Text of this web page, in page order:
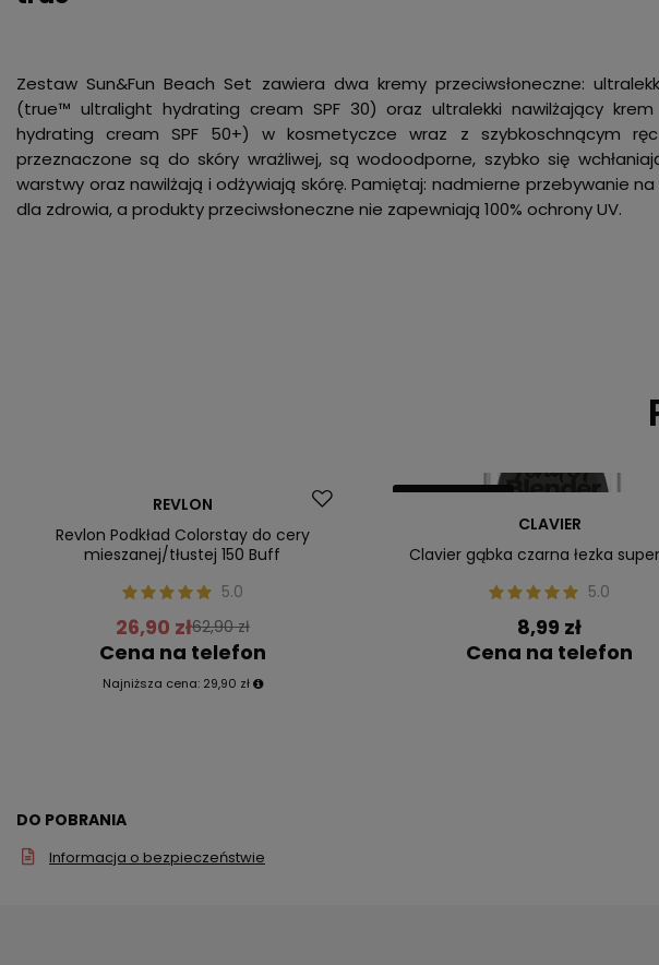
Zestaw Sun&Fun Beach Set zawiera dwa kremy przeciwsłoneczne:
(true™ ultralight hydrating cream SPF 30) oraz ultralekki nawilżający
hydrating cream SPF 50+) w kosmetyczce wraz z szybkoschnącym
przeznaczone są do skóry wrażliwej, są wodoodporne, szybko się
warstwy oraz nawilżają i odżywiają skórę. Pamiętaj: nadmierne przebywanie
dla zdrowia, a produkty przeciwsłoneczne nie zapewniają 100% ochrony UV.
REVLON
Revlon Podkład Colorstay do cery
mieszanej/tłustej 150 Buff
5.0
26,90 zł62,90 zł
Cena na telefon
Najniższa cena: 29,90 zł
Nasz bestseller
CLAVIER
Clavier gąbka czarna łezka
5.0
8,99 zł
Cena na telefon
DO POBRANIA
Informacja o bezpieczeństwie